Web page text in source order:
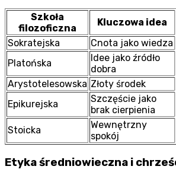
Szkoła
filozoficzna
Kluczowa idea
Sokratejska
Cnota jako wiedza
Platońska
Idee jako źródło
dobra
Arystotelesowska Złoty środek
Epikurejska
Szczęście jako
brak cierpienia
Stoicka
Wewnętrzny
spokój
Etyka średniowieczna i